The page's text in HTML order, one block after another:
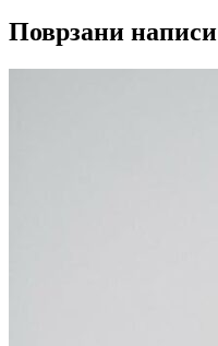
Поврзани написи